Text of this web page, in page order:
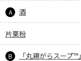
A 酒
片栗粉
B 「丸鶏がらスープ™」